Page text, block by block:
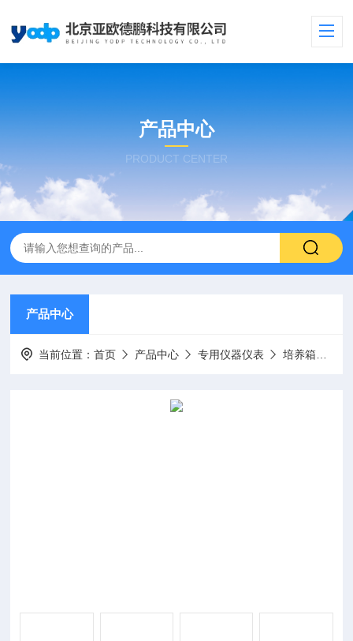
产品中心
PRODUCT CENTER
产品中心
当前位置：首页 产品中心 专用仪器仪表 培养箱